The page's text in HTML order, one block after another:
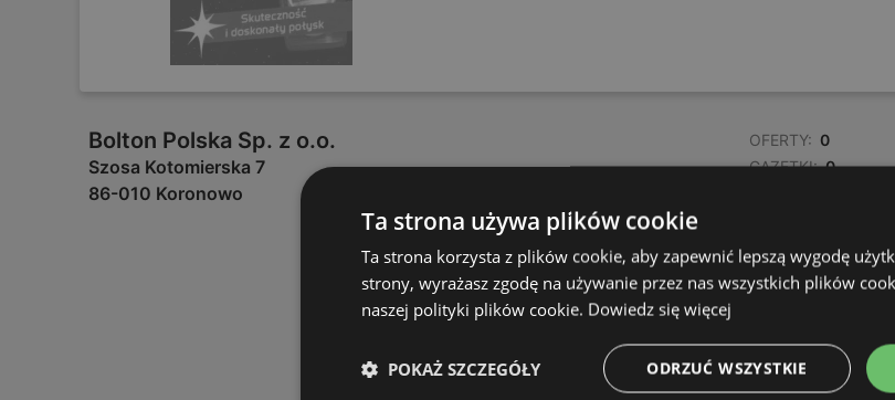
Bolton Polska Sp. z o.o.
Szosa Kotomierska 7
86-010 Koronowo
OFERTY: 0
GAZETKI: 0
Ta strona używa plików cookie
Ta strona korzysta z plików cookie, aby zapewnić lepszą wygodę
strony, wyrażasz zgodę na używanie przez nas wszystkich plików
naszej polityki plików cookie. Dowiedz się więcej
ODRZUĆ WSZYSTKIE
POKAŻ SZCZEGÓŁY